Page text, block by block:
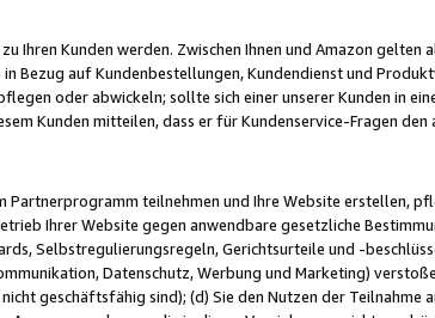
Ihren Kunden werden. Zwischen Ihnen und Amazon gelten
Bezug auf Kundenbestellungen, Kundendienst und
oder abwickeln; sollte sich einer unserer Kunden in
Kunden mitteilen, dass er für Kundenservice-Fragen
Partnerprogramm teilnehmen und Ihre Website erstellen,
Ihrer Website gegen anwendbare gesetzliche
Selbstregulierungsregeln, Gerichtsurteile und -
Datenschutz, Werbung und Marketing)
geschäftsfähig sind); (d) Sie den Nutzen der Teilnahme